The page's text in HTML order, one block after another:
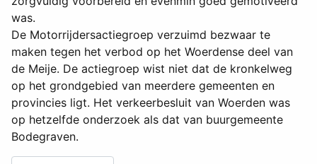
was.
De Motorrijdersactiegroep verzuimd bezwaar te
maken tegen het verbod op het Woerdense deel van
de Meije. De actiegroep wist niet dat de kronkelweg
op het grondgebied van meerdere gemeenten en
provincies ligt. Het verkeerbesluit van Woerden was
op hetzelfde onderzoek als dat van buurgemeente
Bodegraven.